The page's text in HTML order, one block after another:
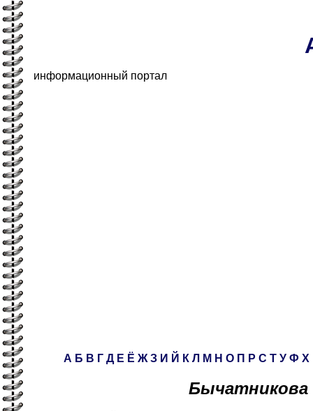
информационный портал
А Б В Г Д Е Ё Ж З И Й К Л М Н О П Р С Т У Ф Х
Бычатникова